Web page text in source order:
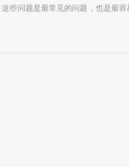
问题是最常见的问题，也是最容